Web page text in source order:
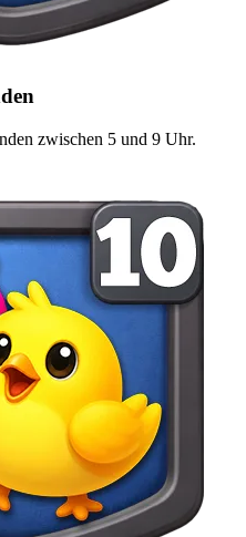
zwischen 5 und 9 Uhr.